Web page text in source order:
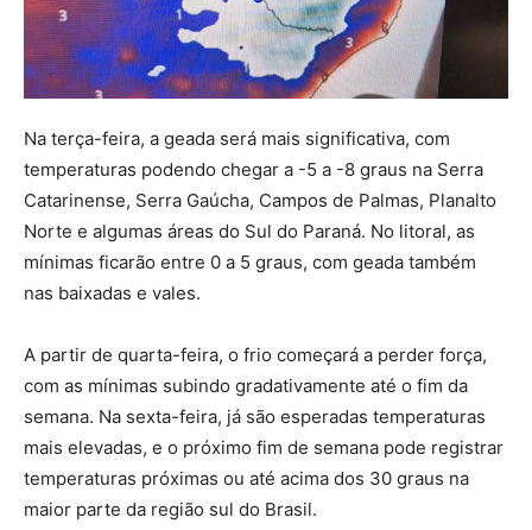
Na terça-feira, a geada será mais significativa, com
temperaturas podendo chegar a -5 a -8 graus na Serra
Catarinense, Serra Gaúcha, Campos de Palmas, Planalto
Norte e algumas áreas do Sul do Paraná. No litoral, as
mínimas ficarão entre 0 a 5 graus, com geada também
nas baixadas e vales.
A partir de quarta-feira, o frio começará a perder força,
com as mínimas subindo gradativamente até o fim da
semana. Na sexta-feira, já são esperadas temperaturas
mais elevadas, e o próximo fim de semana pode registrar
temperaturas próximas ou até acima dos 30 graus na
maior parte da região sul do Brasil.